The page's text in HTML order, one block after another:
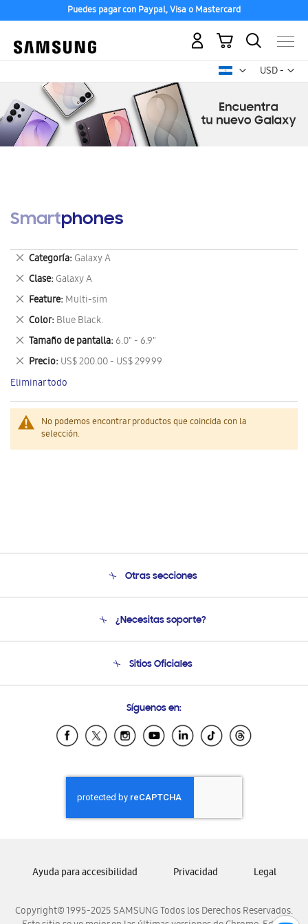
Puedes pagar con Paypal, Visa o Mastercard
USD -
dólar
Mi carrito
Smartphones
No podemos encontrar productos que coincida con la
selección.
Categoría Galaxy A
Eliminar
este
artículo
Clase Galaxy A
Eliminar
este
artículo
Feature Multi-sim
Eliminar
este
artículo
Color Blue Black.
Eliminar
este
artículo
Tamaño de pantalla 6.0" - 6.9"
Eliminar
este
artículo
Precio US$ 200.00 - US$ 299.99
Eliminar
este
artículo
Eliminar todo
Otras secciones
Soporte
¿Necesitas soporte?
Soporte vía eMail
Sitios Oficiales
Samsung Ecuador
Samsung El Salvador
Samsung Honduras
Samsung Nicaragua
Samsung Panamá
Samsung Venezuela
Síguenos en:
Copyright© 1995-2025 SAMSUNG Todos los Derechos Reservados.
Ayuda para accesibilidad Privacidad Legal